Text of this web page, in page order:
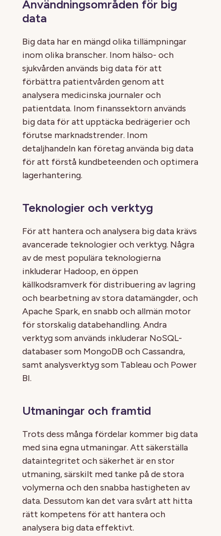
Användningsområden för big
data
Big data har en mängd olika tillämpningar
inom olika branscher. Inom hälso- och
sjukvården används big data för att
förbättra patientvården genom att
analysera medicinska journaler och
patientdata. Inom finanssektorn används
big data för att upptäcka bedrägerier och
förutse marknadstrender. Inom
detaljhandeln kan företag använda big data
för att förstå kundbeteenden och optimera
lagerhantering.
Teknologier och verktyg
För att hantera och analysera big data krävs
avancerade teknologier och verktyg. Några
av de mest populära teknologierna
inkluderar Hadoop, en öppen
källkodsramverk för distribuering av lagring
och bearbetning av stora datamängder, och
Apache Spark, en snabb och allmän motor
för storskalig databehandling. Andra
verktyg som används inkluderar NoSQL-
databaser som MongoDB och Cassandra,
samt analysverktyg som Tableau och Power
BI.
Utmaningar och framtid
Trots dess många fördelar kommer big data
med sina egna utmaningar. Att säkerställa
dataintegritet och säkerhet är en stor
utmaning, särskilt med tanke på de stora
volymerna och den snabba hastigheten av
data. Dessutom kan det vara svårt att hitta
rätt kompetens för att hantera och
analysera big data effektivt.